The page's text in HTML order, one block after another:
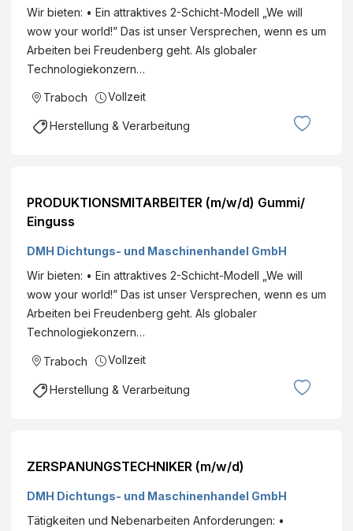
Wir bieten: • Ein attraktives 2-Schicht-Modell „We will
wow your world!” Das ist unser Versprechen, wenn es um
Arbeiten bei Freudenberg geht. Als globaler
Technologiekonzern…
Traboch Vollzeit
Herstellung & Verarbeitung
PRODUKTIONSMITARBEITER (m/w/d) Gummi/
Einguss
DMH Dichtungs- und Maschinenhandel GmbH
Wir bieten: • Ein attraktives 2-Schicht-Modell „We will
wow your world!” Das ist unser Versprechen, wenn es um
Arbeiten bei Freudenberg geht. Als globaler
Technologiekonzern…
Traboch Vollzeit
Herstellung & Verarbeitung
ZERSPANUNGSTECHNIKER (m/w/d)
DMH Dichtungs- und Maschinenhandel GmbH
Tätigkeiten und Nebenarbeiten Anforderungen: •